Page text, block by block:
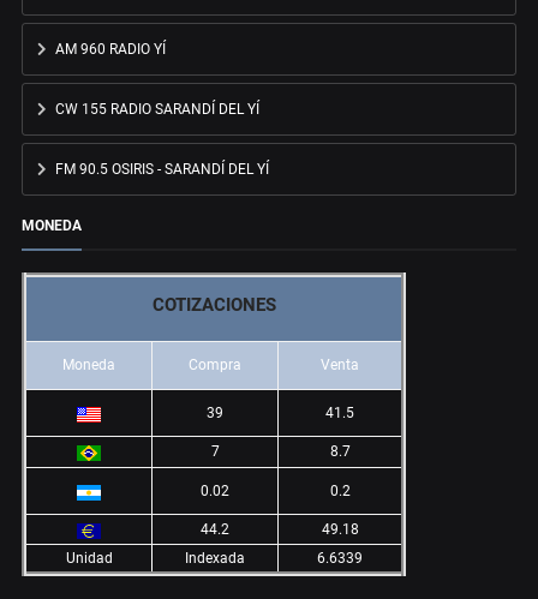
AM 960 RADIO YÍ
CW 155 RADIO SARANDÍ DEL YÍ
FM 90.5 OSIRIS - SARANDÍ DEL YÍ
MONEDA
COTIZACIONES
Moneda Compra Venta
39 41.5
7 8.7
0.02 0.2
44.2
49.18
Unidad
Indexada 6.6339